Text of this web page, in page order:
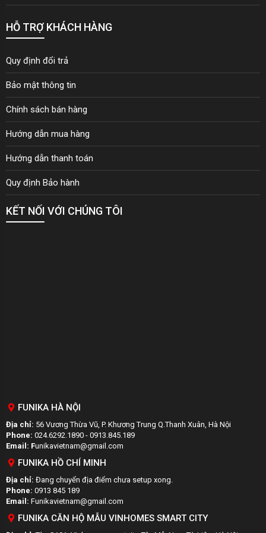
sofa giường Ecopark, sofa giường Vinhomes Ocean Park 2,
hay khu vực H&agrave; Nội, Funika lu&ocirc;n c&oacute; sẵn
cần một giải ph&aacute;p vừa tiết kiệm diện t&iacute;ch, vừa
đảm bảo tiện nghi v&agrave; thẩm mỹ, th&igrave; sofa giường
th&ocirc;ng minh lật nệm 307 chắc chắn l&agrave; lựa chọn
đ&aacute;ng c&acirc;n nhắc. Đ&acirc;y kh&ocirc;ng chỉ
l&agrave; c&aacute;ch n&acirc;ng cấp kh&ocirc;ng gian sống
hiện đại, linh hoạt v&agrave; tiện nghi hơn mỗi ng&agrave;y.
HỖ TRỢ KHÁCH HÀNG
Quy định đổi trả
Bảo mật thông tin
Chính sách bán hàng
Hướng dẫn mua hàng
Hướng dẫn thanh toán
Quy định Bảo hành
KẾT NỐI VỚI CHÚNG TÔI
FUNIKA HÀ NỘI
Địa chỉ: 56 Vương Thừa Vũ, P. Khương Trung Q.Thanh Xuân, Hà Nội
Phone: 024.6292.1890 - 0913.845.189
Email: Funikavietnam@gmail.com
FUNIKA HỒ CHÍ MINH
Địa chỉ: Đang chuyển địa điểm chưa setup xong.
Phone: 0913 845 189
Email: Funikavietnam@gmail.com
FUNIKA CĂN HỘ MẪU VINHOMES SMART CITY